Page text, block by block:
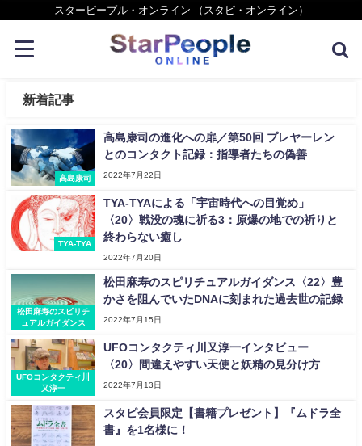
スターピープル・オンライン （スタピ・オンライン）
新着記事
高島康司
高島康司の進化への扉／第50回 プレヤーレン
とのコンタクト記録：指導者たちの偽善
2022年7月22日
TYA-TYA
TYA-TYAによる「宇宙時代への目覚め」
〈20〉戦没の魂に祈る3：原爆の地での祈りと
終わらない癒し
2022年7月20日
松田麻寿のスピリチ
ュアルガイダンス
松田麻寿のスピリチュアルガイダンス〈22〉豊
かさを阻んでいたDNAに刻まれた過去世の記録
2022年7月15日
UFOコンタクティ川
又淳一
UFOコンタクティ川又淳一インタビュー
〈20〉間違えやすい天使と妖精の見分け方
2022年7月13日
スタピ会員限定【書籍プレゼント】『ムドラ全
書』を1名様に！